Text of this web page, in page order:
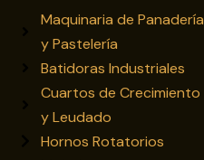
Maquinaria de Panadería
y Pastelería
Batidoras Industriales
Cuartos de Crecimiento
y Leudado
Hornos Rotatorios